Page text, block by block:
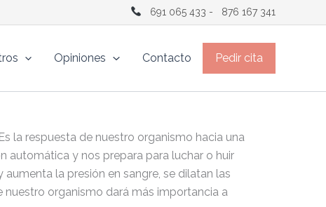
691 065 433 - 876 167 341
Opiniones Contacto Pedir cita
la respuesta de nuestro organismo hacia una
automática y nos prepara para luchar o huir
la presión en sangre, se dilatan las
nuestro organismo dará más importancia a